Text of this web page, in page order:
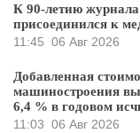
К 90-летию
присоединился к
11:45 06 Авг 2026
Добавленная
машиностроения
6,4 % в годовом
11:03 06 Авг 2026